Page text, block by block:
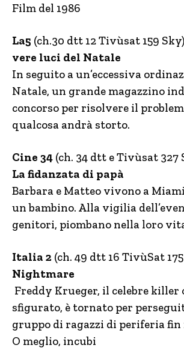
Film del 1986
La5 (ch.30 dtt 12 Tivùsat 159
vere luci del Natale
In seguito a un’eccessiva
Natale, un grande magazzino
concorso per risolvere il
qualcosa andrà storto.
Cine 34 (ch. 34 dtt e Tivùsat 327
La fidanzata di papà
Barbara e Matteo vivono a
un bambino. Alla vigilia
genitori, piombano nella loro
Italia 2 (ch. 49 dtt 16 TivùSat 175
Nightmare
Freddy Krueger, il celebre
sfigurato, è tornato per
gruppo di ragazzi di periferia fin
O meglio, incubi